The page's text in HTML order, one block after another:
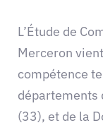
L’Étude de
Merceron
compétence
départements
(33), et de la